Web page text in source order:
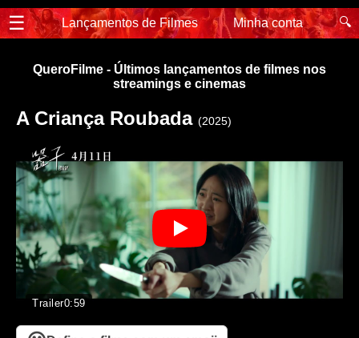
☰ Lançamentos de Filmes Minha conta 🔍
QueroFilme - Últimos lançamentos de filmes nos
streamings e cinemas
A Criança Roubada (2025)
Trailer0:59